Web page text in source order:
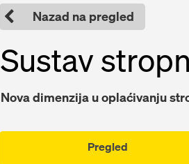
Nazad na pregled
Sustav
Nova dimenzija u oplaćivanju
Pregled